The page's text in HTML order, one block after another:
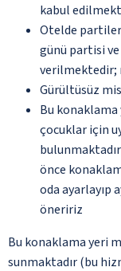
kabul
Otelde
günü partisi
verilmektedir;
Gürültüsüz
Bu
çocuklar için
önce
oda ayarlayıp
öneririz
Bu konaklama yeri
sunmaktadır (bu